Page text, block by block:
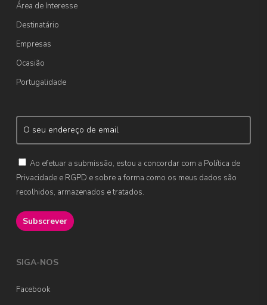
Área de Interesse
Destinatário
Empresas
Ocasião
Portugalidade
Ao efetuar a submissão, estou a concordar com a Política de
Privacidade e RGPD e sobre a forma como os meus dados são
recolhidos, armazenados e tratados.
SIGA-NOS
Facebook